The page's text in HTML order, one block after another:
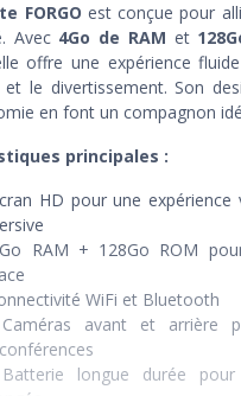
FORGO est conçue pour
Avec 4Go de RAM et
offre une expérience
et le divertissement. Son
en font un compagnon
principales :
HD pour une expérience
RAM + 128Go ROM
WiFi et Bluetooth
avant et arrière
longue durée pour